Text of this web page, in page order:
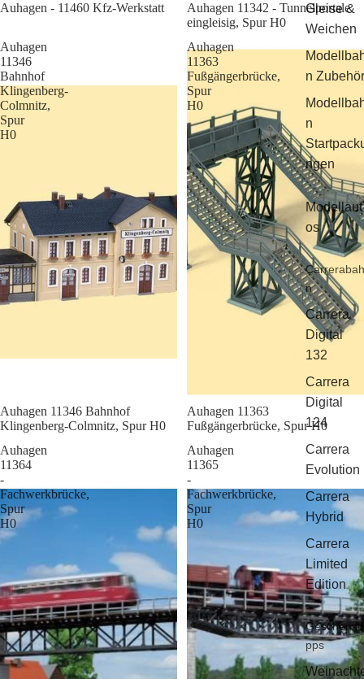
Gleise &
Weichen
n Zubehör
n
ngen
Modellaut
os
Carrerabah
n
Carrera
Digital
132
Carrera
Digital
124
Carrera
Evolution
Carrera
Hybrid
Carrera
Limited
Edition
Geschenkti
pps
Sale
Auhagen - 11460 Kfz-Werkstatt
Auhagen 11342 - Tunnelportale
eingleisig, Spur H0
Auhagen
11346
Bahnhof
Klingenberg-
Colmnitz,
Spur
H0
Sale
Auhagen 11346 Bahnhof
Klingenberg-Colmnitz, Spur H0
Auhagen
11363
Fußgängerbrücke,
Spur
H0
Sale
Auhagen 11363
Fußgängerbrücke, Spur H0
Auhagen
11364
-
Fachwerkbrücke,
Spur
H0
Auhagen
11365
-
Fachwerkbrücke,
Spur
H0